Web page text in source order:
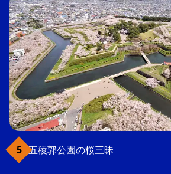
五稜郭公園の桜三昧